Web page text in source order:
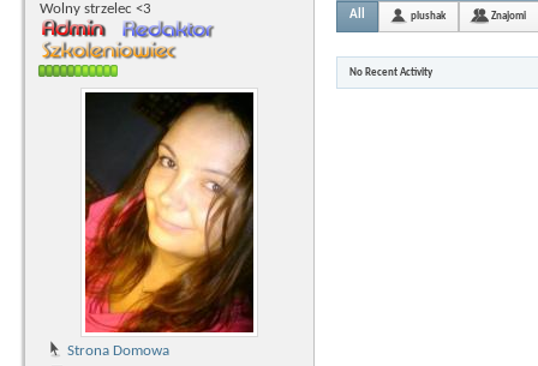
Wolny strzelec <3
Strona Domowa
All plushak Znajomi
No Recent Activity